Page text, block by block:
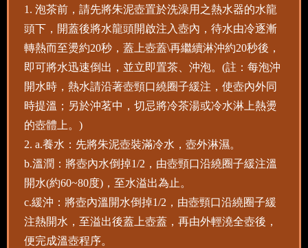
1. 泡茶前，請先將朱泥壺置於洗澡用之熱水器的水龍
頭下，開蓋後將水龍頭開啟注入壺內，待水由冷逐漸
轉熱而至燙約20秒，蓋上壺蓋\再繼續淋沖約20秒後，
即可將水迅速倒出，並立即置茶、沖泡。(註：每泡沖
開水時，熱水請沿著壺頸口繞圈子緩注，使壺內外同
時提溫；另於沖茗中，切忌將冷茶湯或冷水淋上熱燙
的壺體上。)
2. a.養水：先將朱泥壺裝滿冷水，壺外淋濕。
b.溫潤：將壺內水倒掉1/2，由壺頸口沿繞圈子緩注溫
開水(約60~80度)，至水溢出為止。
c.緩沖：將壺內溫開水倒掉1/2，由壺頸口沿繞圈子緩
注熱開水，至溢出後蓋上壺蓋，再由外輕澆全壺後，
便完成溫壺程序。